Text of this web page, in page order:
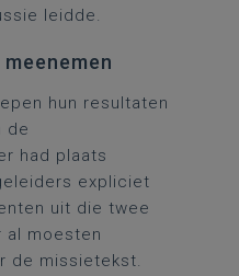
leidde.
hun resultaten
de
had plaats
expliciet
uit die twee
moesten
de missietekst.